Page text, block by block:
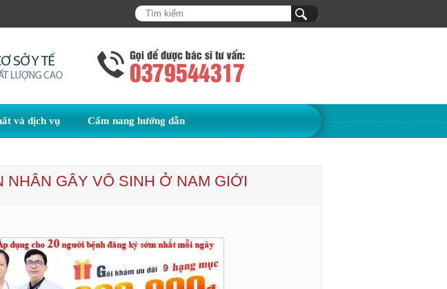
và dịch vụ Cẩm nang hướng dẫn
NHÂN GÂY VÔ SINH Ở NAM GIỚI